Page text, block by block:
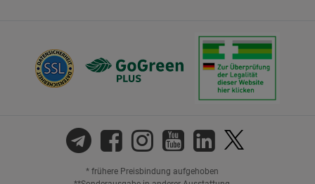
* frühere Preisbindung aufgehoben